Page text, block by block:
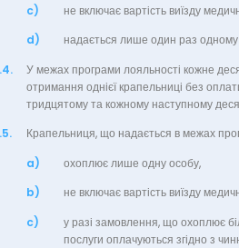
c)
не включає вартість виїзду
d)
надається лише один раз одному
У межах програми лояльності кожне
отримання однієї крапельниці без
тридцятому та кожному наступному
Крапельниця, що надається в межах
a)
охоплює лише одну особу,
b)
не включає вартість виїзду
c)
у разі замовлення, що охоплює
послуги оплачуються згідно з